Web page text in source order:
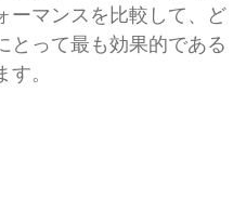
ーマンスを比較して、ど
とって最も効果的である
。